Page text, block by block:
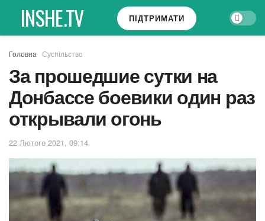
INSHE.TV ПІДТРИМАТИ
Головна Суспільство
За прошедшие сутки на
Донбассе боевики один раз
открывали огонь
22 Лютого 2021, 09:14